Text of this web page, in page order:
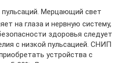
Мерцающий свет
на глаза и нервную систему,
здоровья следует
с низкой пульсацией. СНИП
устройства с